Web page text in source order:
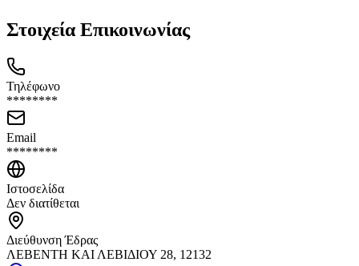
Στοιχεία Επικοινωνίας
Τηλέφωνο
********
Email
********
Ιστοσελίδα
Δεν διατίθεται
Διεύθυνση Έδρας
ΛΕΒΕΝΤΗ ΚΑΙ ΛΕΒΙΔΙΟΥ 28, 12132